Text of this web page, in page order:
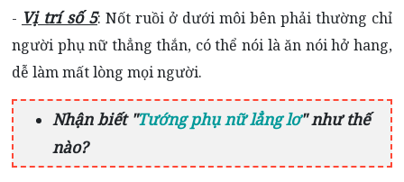
- Vị trí số 5: Nốt ruồi ở dưới môi bên phải thường chỉ
người phụ nữ thẳng thắn, có thể nói là ăn nói hở hang,
dễ làm mất lòng mọi người.
Nhận biết "Tướng phụ nữ lẳng lơ" như thế
nào?